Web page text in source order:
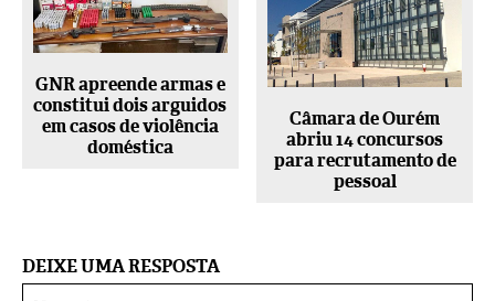
GNR apreende armas e
constitui dois arguidos
em casos de violência
doméstica
Câmara de Ourém
abriu 14 concursos
para recrutamento de
pessoal
DEIXE UMA RESPOSTA